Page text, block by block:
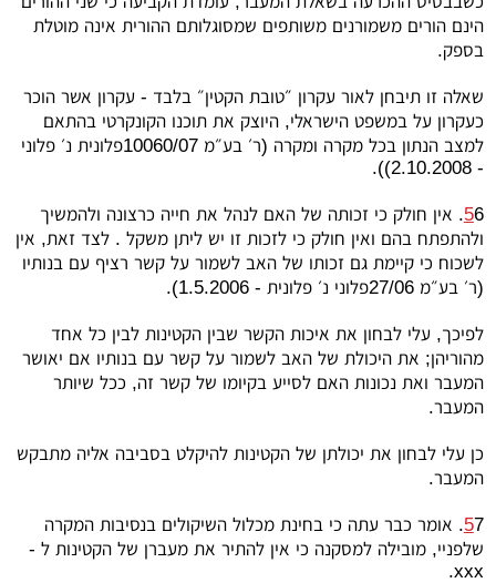
הינם הורים משמורנים משותפים שמסוגלותם ההורית אינה מוטלת
בספק.
שאלה זו תיבחן לאור עקרון ״טובת הקטין״ בלבד - עקרון אשר הוכר
כעקרון על במשפט הישראלי, היוצק את תוכנו הקונקרטי בהתאם
למצב הנתון בכל מקרה ומקרה (ר׳ בע״מ 10060/07פלונית נ׳ פלוני
- 2.10.2008)).
56. אין חולק כי זכותה של האם לנהל את חייה כרצונה ולהמשיך
ולהתפתח בהם ואין חולק כי לזכות זו יש ליתן משקל . לצד זאת, אין
לשכוח כי קיימת גם זכותו של האב לשמור על קשר רציף עם בנותיו
(ר׳ בע״מ 27/06פלוני נ׳ פלונית - 1.5.2006).
לפיכך, עלי לבחון את איכות הקשר שבין הקטינות לבין כל אחד
מהוריהן; את היכולת של האב לשמור על קשר עם בנותיו אם יאושר
המעבר ואת נכונות האם לסייע בקיומו של קשר זה, ככל שיותר
המעבר.
כן עלי לבחון את יכולתן של הקטינות להיקלט בסביבה אליה מתבקש
המעבר.
57. אומר כבר עתה כי בחינת מכלול השיקולים בנסיבות המקרה
שלפניי, מובילה למסקנה כי אין להתיר את מעברן של הקטינות ל -
xxx
.